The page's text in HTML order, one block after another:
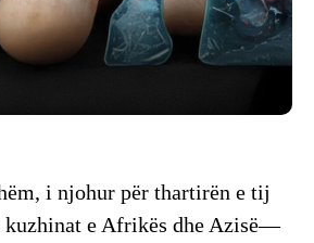
i njohur për thartirën e tij
kuzhinat e Afrikës dhe Azisë—